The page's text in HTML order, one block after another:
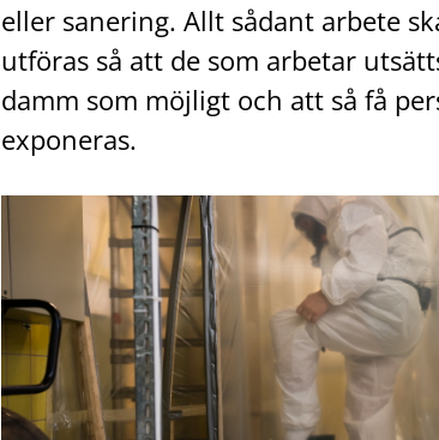
eller sanering. Allt sådant arbete
utföras så att de som arbetar
damm som möjligt och att så få
exponeras.